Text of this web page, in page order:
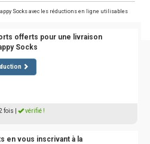
Socks avec les réductions en ligne utilisables
offerts pour une livraison
Socks
fois vérifié !
en vous inscrivant à la